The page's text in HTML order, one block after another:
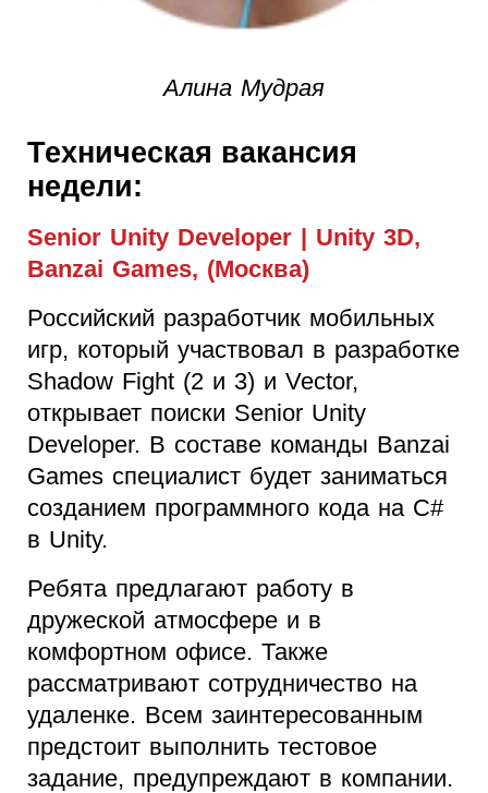
Алина Мудрая
Техническая вакансия
недели:
Senior Unity Developer | Unity 3D,
Banzai Games, (Москва)
Российский разработчик мобильных
игр, который участвовал в разработке
Shadow Fight (2 и 3) и Vector,
открывает поиски Senior Unity
Developer. В составе команды Banzai
Games специалист будет заниматься
созданием программного кода на C#
в Unity.
Ребята предлагают работу в
дружеской атмосфере и в
комфортном офисе. Также
рассматривают сотрудничество на
удаленке. Всем заинтересованным
предстоит выполнить тестовое
задание, предупреждают в компании.